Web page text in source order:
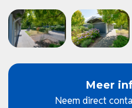
Meer
Neem direct